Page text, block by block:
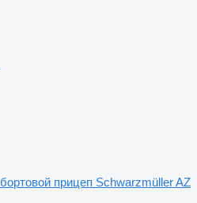
бортовой прицеп Schwarzmüller AZ